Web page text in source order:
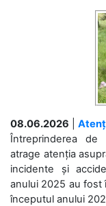
08.06.2026
Întreprinderea de
atrage atenția
incidente și
anului 2025 au fost
începutul anului